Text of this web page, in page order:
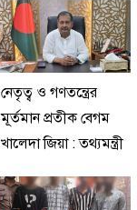
নেতৃত্ব ও গণতন্ত্রের
মূর্তমান প্রতীক বেগম
খালেদা জিয়া : তথ্যমন্ত্রী